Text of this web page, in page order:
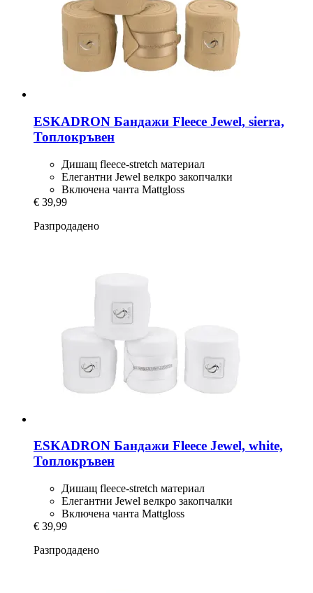
ESKADRON Бандажи Fleece Jewel, sierra,
Топлокръвен
Дишащ fleece-stretch материал
Елегантни Jewel велкро закопчалки
Включена чанта Mattgloss
€ 39,99
Разпродадено
ESKADRON Бандажи Fleece Jewel, white,
Топлокръвен
Дишащ fleece-stretch материал
Елегантни Jewel велкро закопчалки
Включена чанта Mattgloss
€ 39,99
Разпродадено